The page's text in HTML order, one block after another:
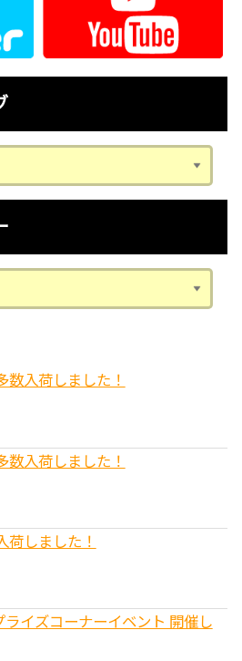
数入荷しました！
数入荷しました！
荷しました！
イズコーナーイベント 開催し